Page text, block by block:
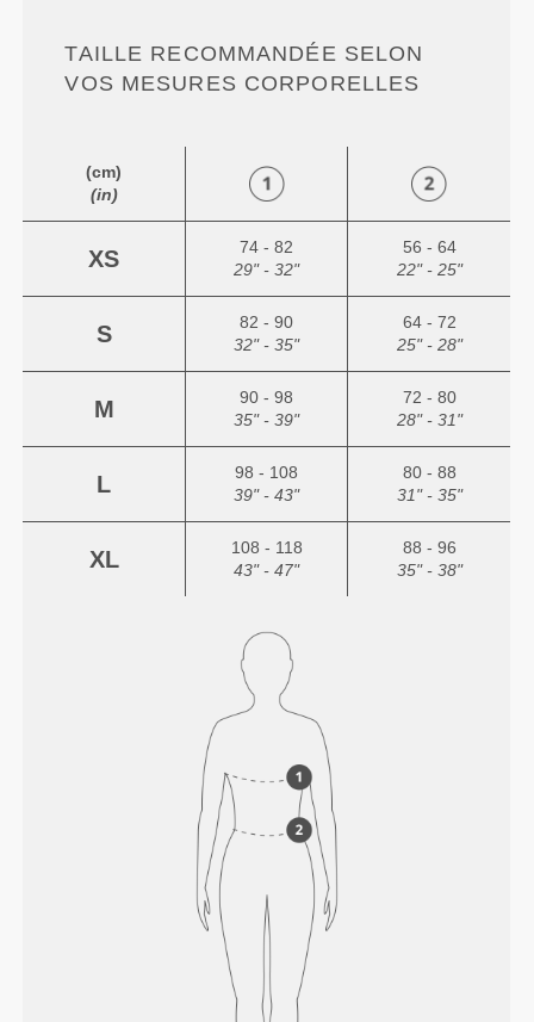
TAILLE RECOMMANDÉE SELON
VOS MESURES CORPORELLES
(cm)
(in)
XS
74 - 82
29" - 32"
56 - 64
22" - 25"
S
82 - 90
32" - 35"
64 - 72
25" - 28"
M
90 - 98
35" - 39"
72 - 80
28" - 31"
L
98 - 108
39" - 43"
80 - 88
31" - 35"
XL
108 - 118
43" - 47"
88 - 96
35" - 38"